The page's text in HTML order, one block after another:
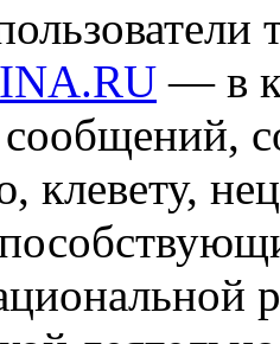
— в